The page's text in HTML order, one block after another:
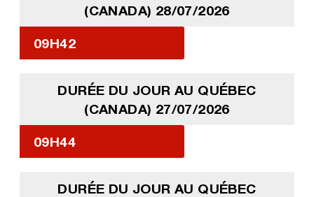
(CANADA) 28/07/2026
09H42
DURÉE DU JOUR AU QUÉBEC
(CANADA) 27/07/2026
09H44
DURÉE DU JOUR AU QUÉBEC